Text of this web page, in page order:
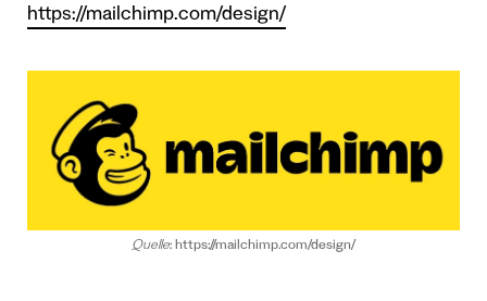
https://mailchimp.com/design/
Quelle: https://mailchimp.com/design/